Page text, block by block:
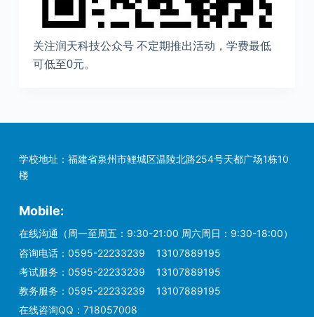
关注润天科技公众号 不定期推出活动，学费最低
可低至0元。
学校地址：福建省泉州市鲤城区温陵北路254号天都广场1栋10
楼
Mobile:
在线沟通（周一至周五：9:30-21:00 周六周日：9:30-18:00）
咨询电话： 0595-22233239
13107889195
考试服务： 0595-22233239
13107889195
教务服务： 0595-22233239
13107889195
在线咨询QQ： 718057008